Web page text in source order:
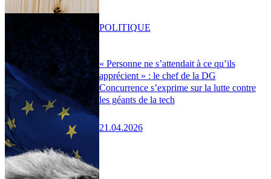
« Personne ne s’attendait à ce qu’ils
apprécient » : le chef de la DG
Concurrence s’exprime sur la lutte contre
les géants de la tech
21.04.2026
POLITIQUE